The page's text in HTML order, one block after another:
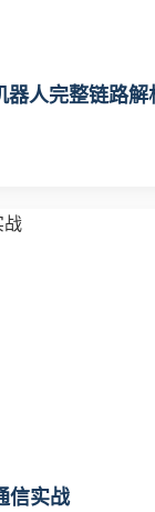
人完整链路
信实战